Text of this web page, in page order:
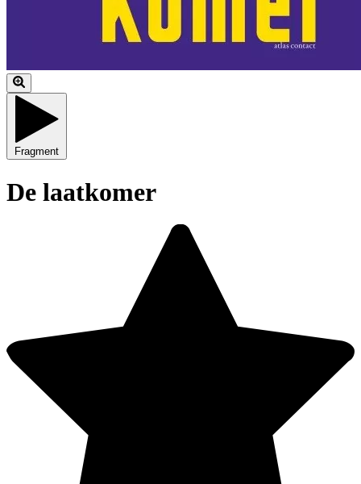
Fragment
De laatkomer